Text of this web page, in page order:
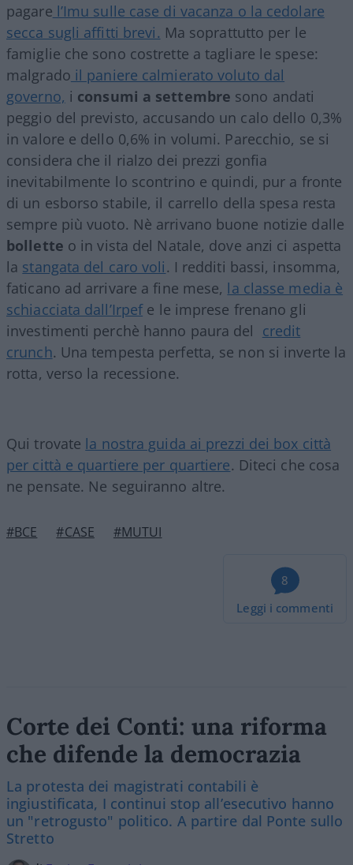
pagare l’Imu sulle case di vacanza o la cedolare
secca sugli affitti brevi. Ma soprattutto per le
famiglie che sono costrette a tagliare le spese:
malgrado il paniere calmierato voluto dal
governo, i consumi a settembre sono andati
peggio del previsto, accusando un calo dello 0,3%
in valore e dello 0,6% in volumi. Parecchio, se si
considera che il rialzo dei prezzi gonfia
inevitabilmente lo scontrino e quindi, pur a fronte
di un esborso stabile, il carrello della spesa resta
sempre più vuoto. Nè arrivano buone notizie dalle
bollette o in vista del Natale, dove anzi ci aspetta
la stangata del caro voli. I redditi bassi, insomma,
faticano ad arrivare a fine mese, la classe media è
schiacciata dall’Irpefe le imprese frenano gli
investimenti perchè hanno paura del credit
crunch. Una tempesta perfetta, se non si inverte la
rotta, verso la recessione.
Qui trovate la nostra guida ai prezzi dei box città
per città e quartiere per quartiere. Diteci che cosa
ne pensate. Ne seguiranno altre.
#BCE #CASE #MUTUI
8
Leggi i commenti
Corte dei Conti: una riforma
che difende la democrazia
La protesta dei magistrati contabili è
ingiustificata, I continui stop all’esecutivo hanno
un "retrogusto" politico. A partire dal Ponte sullo
Stretto